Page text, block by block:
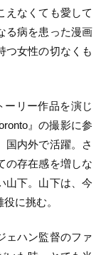
えなくても愛して
る病を患った漫画
つ女性の切なくも
ーリー作品を演じ
』の撮影に参
国内外で活躍。さ
の存在感を増しな
山下。山下は、今
に挑む。
ェハン監督のファ